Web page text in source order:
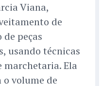
Viana,
de
peças
usando técnicas
marchetaria. Ela
volume de